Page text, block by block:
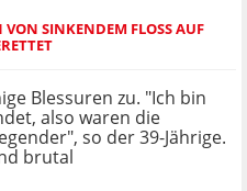
SINKENDEM FLOSS AUF D
Blessuren zu. "Ich bin
also waren die
so der 39-Jährige.
brutal